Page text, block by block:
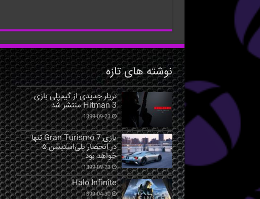
نوشته های تازه
تریلر جدیدی از گیم‌پلی بازی
Hitman 3 منتشر شد
1399-09-23
بازی Gran Turismo 7 تنها
در انحصار پلی‌استیشن ۵
خواهد بود
1399-09-23
Halo Infinite
1399-04-30